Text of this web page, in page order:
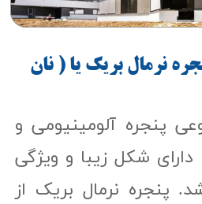
پنجره آلومینیومی و
شکل زیبا و ویژگی
پنجره نرمال بریک از
نرمال بریک یا ( نان